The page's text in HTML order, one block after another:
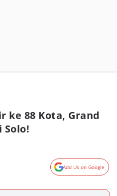
ke 88 Kota, Grand
Solo!
Add Us on Google